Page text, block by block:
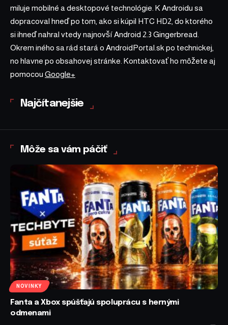
miluje mobilné a desktopové technológie. K Androidu sa
dopracoval hneď po tom, ako si kúpil HTC HD2, do ktorého
si ihneď nahral vtedy najnovší Android 2.3 Gingerbread.
Okrem iného sa rád stará o AndroidPortal.sk po technickej,
no hlavne po obsahovej stránke. Kontaktovať ho môžete aj
pomocou Google+
Najčítanejšie
Môže sa vám páčiť
NOVINKY
Fanta a Xbox spúšťajú spoluprácu s hernými
odmenami